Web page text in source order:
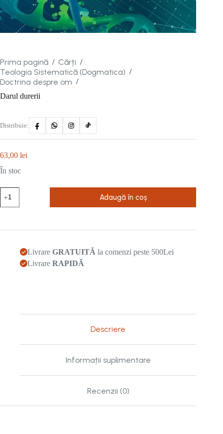
Prima pagină / Cărți /
Teologia Sistematică (Dogmatica) /
Doctrina despre om /
Darul durerii
Distribuie:
63,00 lei
În stoc
Darul
durerii
Adaugă în coș
Livrare GRATUITĂ la comenzi peste 500Lei
Livrare RAPIDĂ
Descriere
Informații suplimentare
Recenzii (0)